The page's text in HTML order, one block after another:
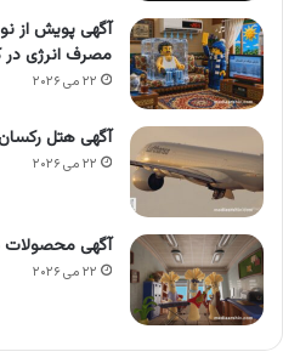
آگهی پویش از
مصرف انرژی
۲۲ می ۲۰۲۶
آگهی هتل
۲۲ می ۲۰۲۶
آگهی محصولات
۲۲ می ۲۰۲۶